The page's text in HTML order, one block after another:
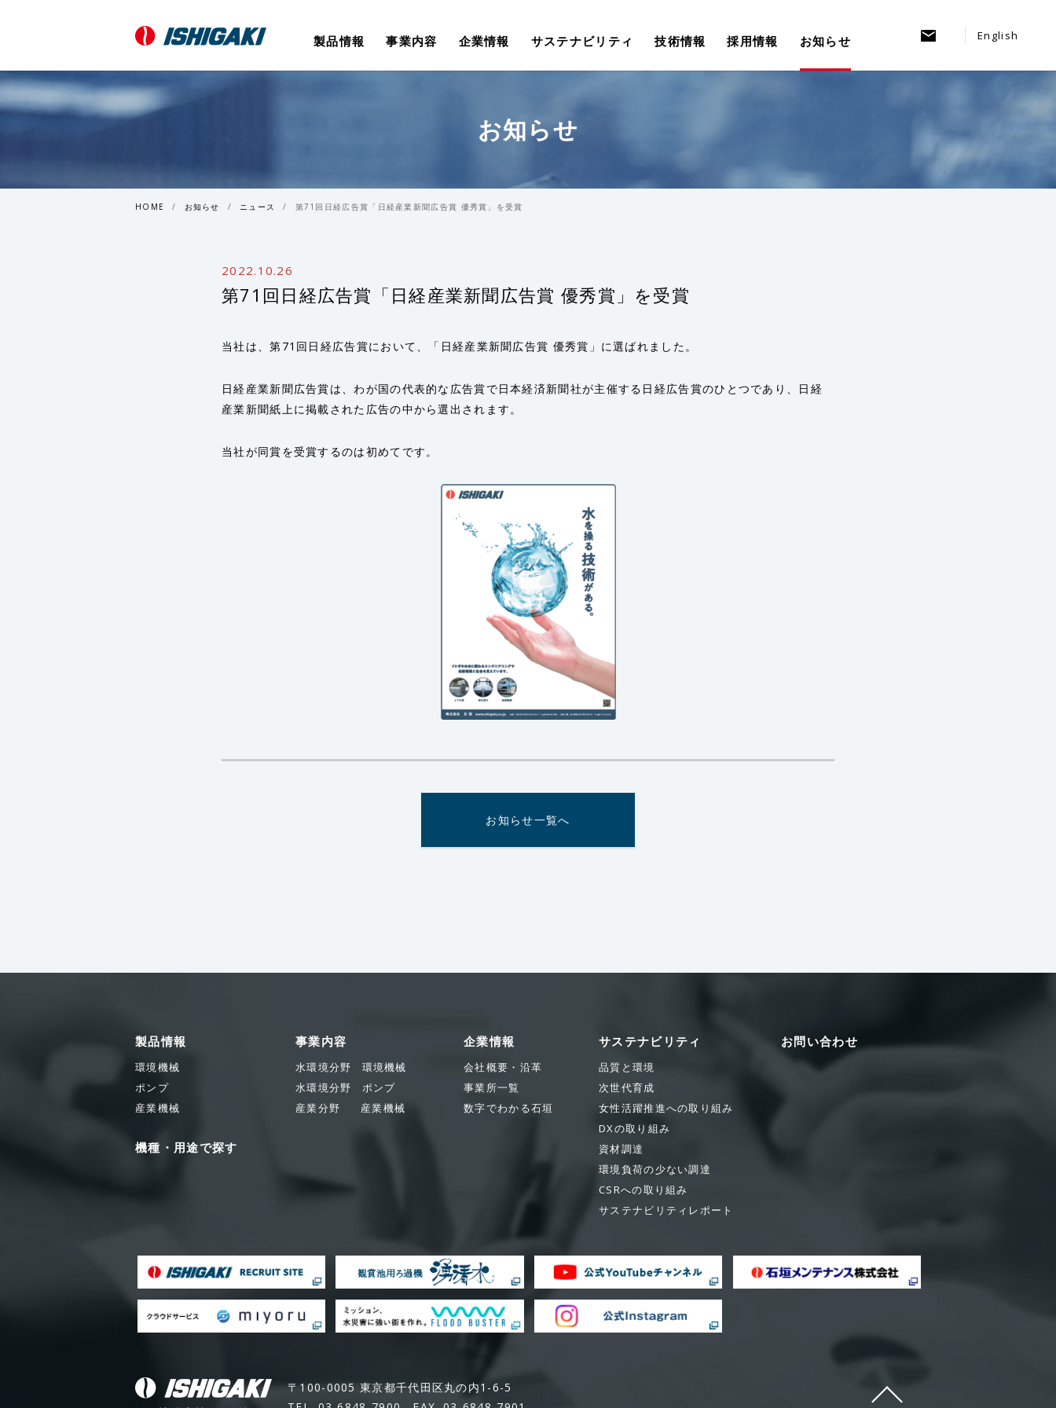
製品情報 事業内容 企業情報 サステナビリティ 技術情報 採用情報 お知らせ English
お知らせ
HOME お知らせ ニュース 第71回日経広告賞「日経産業新聞広告賞 優秀賞」を受賞
2022.10.26
第71回日経広告賞「日経産業新聞広告賞 優秀賞」を受賞
当社は、第71回日経広告賞において、「日経産業新聞広告賞 優秀賞」に選ばれました。
日経産業新聞広告賞は、わが国の代表的な広告賞で日本経済新聞社が主催する日経広告賞のひとつであり、日経
産業新聞紙上に掲載された広告の中から選出されます。
当社が同賞を受賞するのは初めてです。
お知らせ一覧へ
製品情報
環境機械
ポンプ
産業機械
機種・用途で探す
事業内容
水環境分野
環境機械
水環境分野
ポンプ
産業分野
産業機械
企業情報
会社概要・沿革
事業所一覧
数字でわかる石垣
サステナビリティ
品質と環境
次世代育成
女性活躍推進への取り組み
DXの取り組み
資材調達
環境負荷の少ない調達
CSRへの取り組み
サステナビリティレポート
お問い合わせ
〒100-0005 東京都千代田区丸の内1-6-5